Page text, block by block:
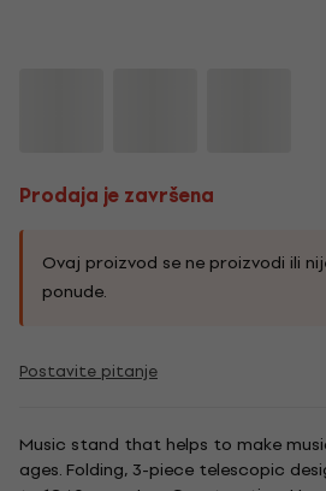
Prodaja je završena
Ovaj proizvod se ne proizvodi ili
ponude.
Postavite pitanje
Music stand that helps to make
ages. Folding, 3-piece telescopic